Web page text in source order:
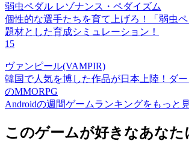
弱虫ペダル レゾナンス・ペダイズム
個性的な選手たちを育て上げろ！「弱虫
題材とした育成シミュレーション！
15
ヴァンピール(VAMPIR)
韓国で人気を博した作品が日本上陸！ダ
のMMORPG
Androidの週間ゲームランキングをもっと
このゲームが好きなあなた